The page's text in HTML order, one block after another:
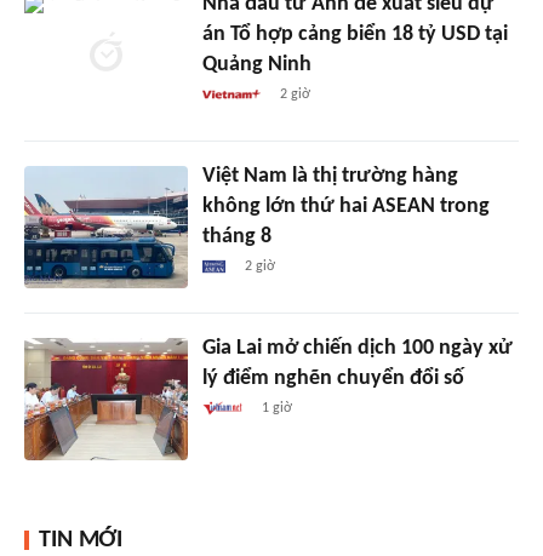
án Tổ hợp cảng biển 18 tỷ USD tại
Quảng Ninh
2 giờ
Việt Nam là thị trường hàng
không lớn thứ hai ASEAN trong
tháng 8
2 giờ
Gia Lai mở chiến dịch 100 ngày xử
lý điểm nghẽn chuyển đổi số
1 giờ
TIN MỚI